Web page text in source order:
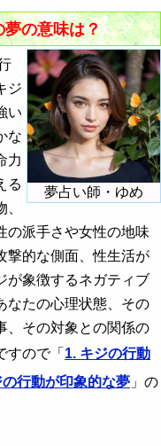
要性
避
失
観の重要性
感性の豊かさを高
口を塞がれること
ンス喪失
や驚かされること
倫理観の重要性
安
足や不安
逃避
栄心
ーの浪費
増大
可能性
発展やストーカー
夢の意味は？
夢占い師・ゆめ
ジ
い
な
力
る
の派手さや女性の地味
撃的な側面、性生活が
が象徴するネガティブ
なたの心理状態、その
、その対象との関係の
すので「 1. キジの行動
行動が印象的な夢 」の